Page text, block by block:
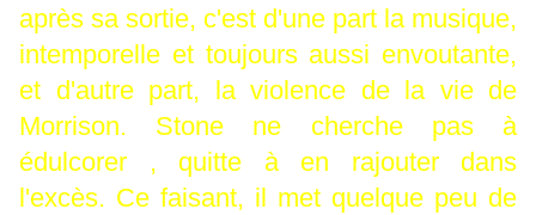
après sa sortie, c'est d'une part la musique,
intemporelle et toujours aussi envoutante,
et d'autre part, la violence de la vie de
Morrison. Stone ne cherche pas à
édulcorer , quitte à en rajouter dans
l'excès. Ce faisant, il met quelque peu de